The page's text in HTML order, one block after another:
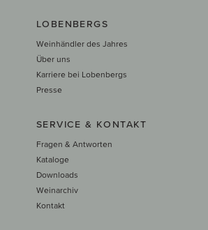
LOBENBERGS
Weinhändler des Jahres
Über uns
Karriere bei Lobenbergs
Presse
SERVICE & KONTAKT
Fragen & Antworten
Kataloge
Downloads
Weinarchiv
Kontakt